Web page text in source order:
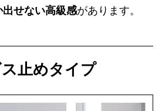
せない高級感があります。
止めタイプ